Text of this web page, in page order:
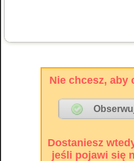
Nie chcesz, aby
Dostaniesz
jeśli pojawi się